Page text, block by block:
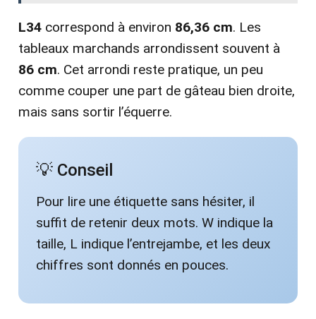
L34 correspond à environ 86,36 cm. Les
tableaux marchands arrondissent souvent à
86 cm. Cet arrondi reste pratique, un peu
comme couper une part de gâteau bien droite,
mais sans sortir l’équerre.
💡 Conseil
Pour lire une étiquette sans hésiter, il
suffit de retenir deux mots. W indique la
taille, L indique l’entrejambe, et les deux
chiffres sont donnés en pouces.